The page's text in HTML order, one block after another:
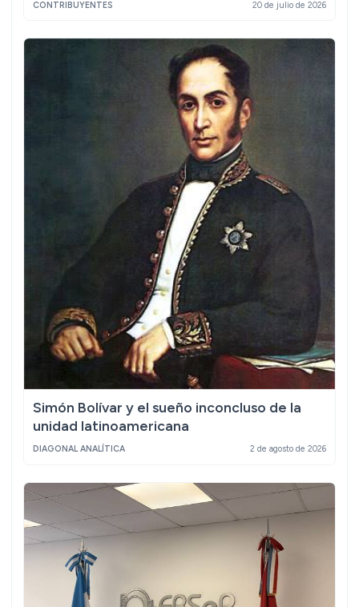
CONTRIBUYENTES 20 de julio de 2026
Simón Bolívar y el sueño inconcluso de la
unidad latinoamericana
DIAGONAL ANALÍTICA 2 de agosto de 2026